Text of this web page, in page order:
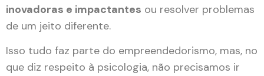
inovadoras e impactantes ou resolver problemas
de um jeito diferente.
Isso tudo faz parte do empreendedorismo, mas, no
que diz respeito à psicologia, não precisamos ir